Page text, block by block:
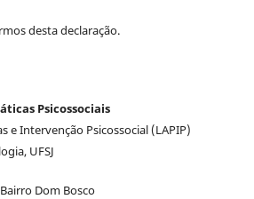
desta declaração.
Psicossociais
e Intervenção Psicossocial (LAPIP)
UFSJ
Dom Bosco